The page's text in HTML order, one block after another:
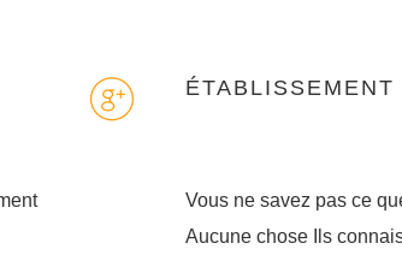
Vous ne savez pas ce
Aucune chose Ils